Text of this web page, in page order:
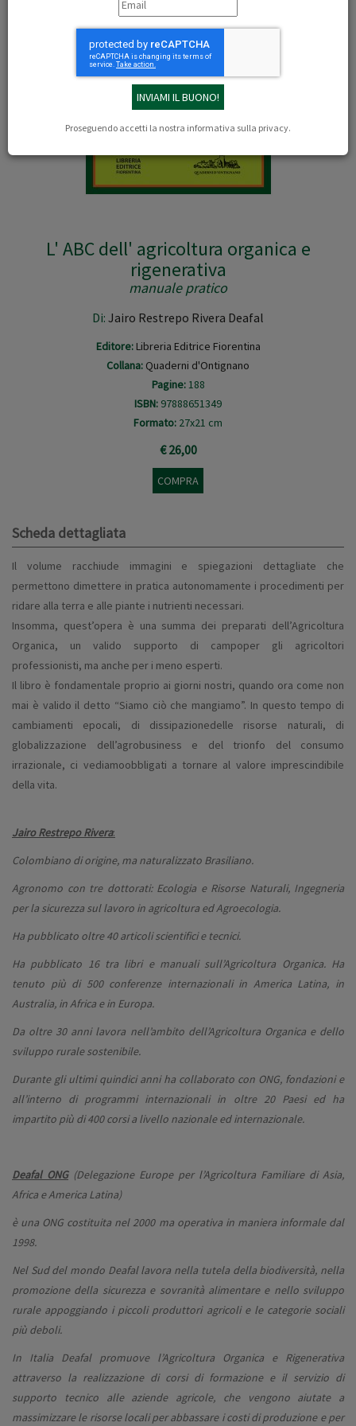
Proseguendo accetti la nostra informativa sulla privacy.
L' ABC dell' agricoltura organica e
rigenerativa
manuale pratico
Di: Jairo Restrepo Rivera Deafal
Editore: Libreria Editrice Fiorentina
Collana: Quaderni d'Ontignano
Pagine:188
ISBN: 97888651349
Formato: 27x21 cm
€ 26,00
COMPRA
Scheda dettagliata
Il volume racchiude immagini e spiegazioni dettagliate che
permettono dimettere in pratica autonomamente i procedimenti per
ridare alla terra e alle piante i nutrienti necessari.
Insomma, quest’opera è una summa dei preparati dell’Agricoltura
Organica, un valido supporto di campoper gli agricoltori
professionisti, ma anche per i meno esperti.
Il libro è fondamentale proprio ai giorni nostri, quando ora come non
mai è valido il detto “Siamo ciò che mangiamo”. In questo tempo di
cambiamenti epocali, di dissipazionedelle risorse naturali, di
globalizzazione dell’agrobusiness e del trionfo del consumo
irrazionale, ci vediamoobbligati a tornare al valore imprescindibile
della vita.
Jairo Restrepo Rivera:
Colombiano di origine, ma naturalizzato Brasiliano.
Agronomo con tre dottorati: Ecologia e Risorse Naturali, Ingegneria
per la sicurezza sul lavoro in agricoltura ed Agroecologia.
Ha pubblicato oltre 40 articoli scientifici e tecnici.
Ha pubblicato 16 tra libri e manuali sull’Agricoltura Organica. Ha
tenuto più di 500 conferenze internazionali in America Latina, in
Australia, in Africa e in Europa.
Da oltre 30 anni lavora nell’ambito dell’Agricoltura Organica e dello
sviluppo rurale sostenibile.
Durante gli ultimi quindici anni ha collaborato con ONG, fondazioni e
all’interno di programmi internazionali in oltre 20 Paesi ed ha
impartito più di 400 corsi a livello nazionale ed internazionale.
Deafal ONG(Delegazione Europe per l’Agricoltura Familiare di Asia,
Africa e America Latina)
è una ONG costituita nel 2000 ma operativa in maniera informale dal
1998.
Nel Sud del mondo Deafal lavora nella tutela della biodiversità, nella
promozione della sicurezza e sovranità alimentare e nello sviluppo
rurale appoggiando i piccoli produttori agricoli e le categorie sociali
più deboli.
In Italia Deafal promuove l’Agricoltura Organica e Rigenerativa
attraverso la realizzazione di corsi di formazione e il servizio di
supporto tecnico alle aziende agricole, che vengono aiutate a
massimizzare le risorse locali per abbassare i costi di produzione e per